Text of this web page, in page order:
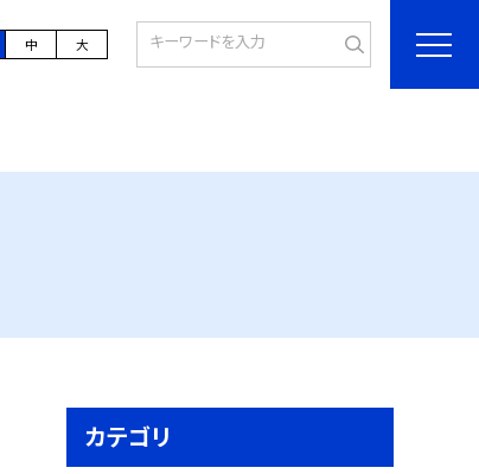
中 大
カテゴリ